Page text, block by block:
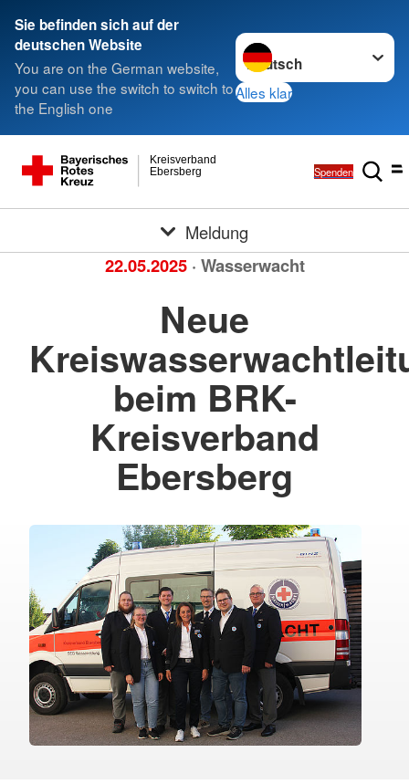
Sie befinden sich auf der
deutschen Website
You are on the German website,
you can use the switch to switch to
the English one
Sprache wechseln zu
Alles klar
Ebersberg
Kreisverband
Spenden
Meldung
22.05.2025 · Wasserwacht
Neue
beim BRK-
Kreisverband
Ebersberg